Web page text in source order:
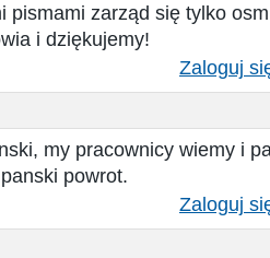
pismami zarząd się tylko
i dziękujemy!
Zaloguj
my pracownicy wiemy i
powrot.
Zaloguj